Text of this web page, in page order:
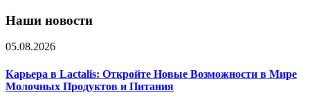
Наши новости
05.08.2026
Карьера в Lactalis: Откройте Новые Возможности в Мире
Молочных Продуктов и Питания